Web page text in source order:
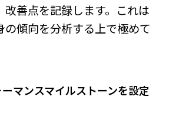
改善点を記録します。これは
の傾向を分析する上で極めて
マンスマイルストーンを設定